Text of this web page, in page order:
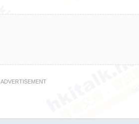
ADVERTISEMENT